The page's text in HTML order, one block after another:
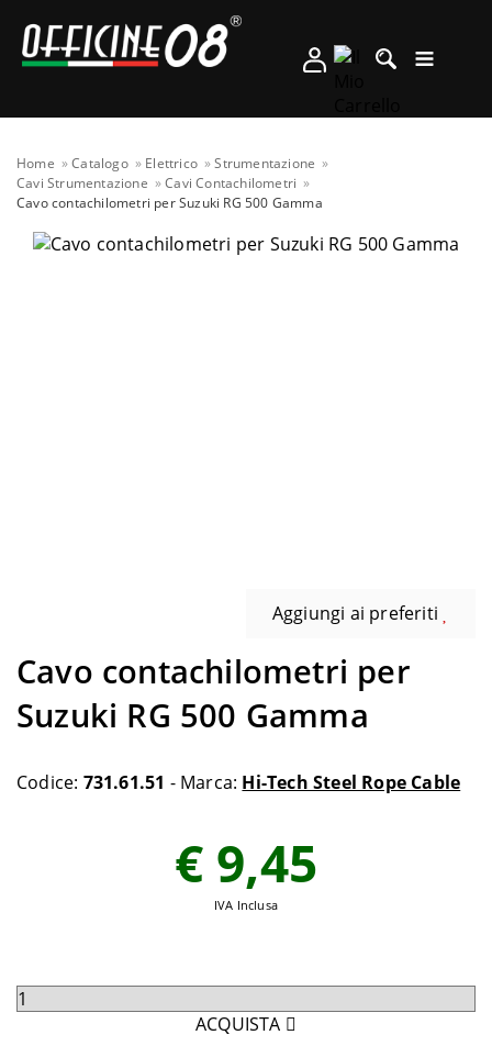
Home Catalogo Elettrico
Strumentazione
Cavi Strumentazione
Cavi Contachilometri
Cavo contachilometri per Suzuki RG 500 Gamma
Aggiungi ai preferiti
Cavo contachilometri per
Suzuki RG 500 Gamma
Codice: 731.61.51 - Marca: Hi-Tech Steel Rope Cable
€ 9,45
IVA Inclusa
Seleziona
ACQUISTA